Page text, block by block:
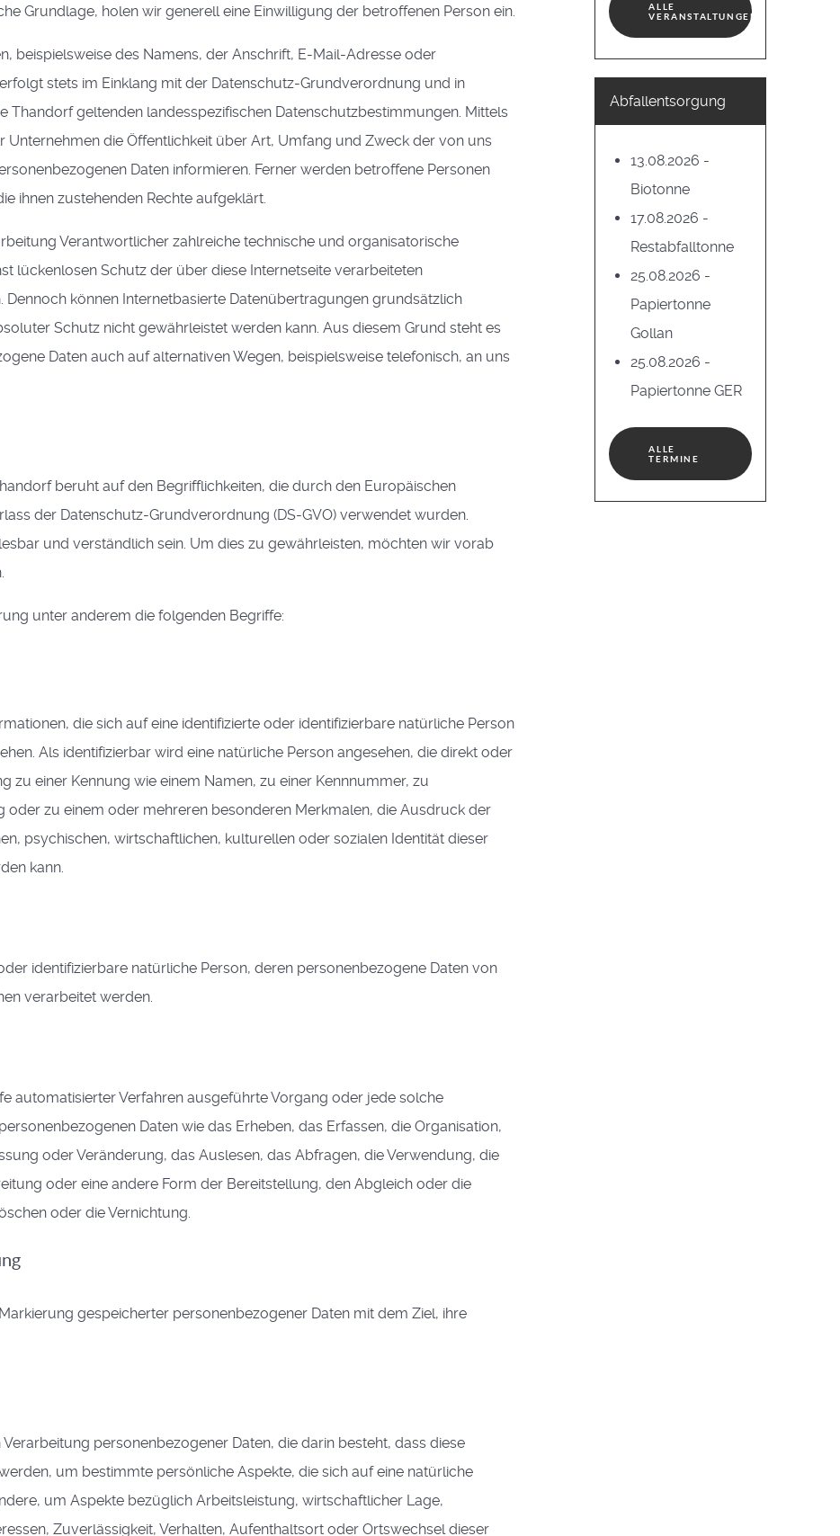
Grundlage, holen wir generell eine Einwilligung der betroffenen Person ein.
beispielsweise des Namens, der Anschrift, E-Mail-Adresse oder
stets im Einklang mit der Datenschutz-Grundverordnung und in
Thandorf geltenden landesspezifischen Datenschutzbestimmungen. Mittels
die Öffentlichkeit über Art, Umfang und Zweck der von uns
Daten informieren. Ferner werden betroffene Personen
ihnen zustehenden Rechte aufgeklärt.
Verantwortlicher zahlreiche technische und organisatorische
lückenlosen Schutz der über diese Internetseite verarbeiteten
können Internetbasierte Datenübertragungen grundsätzlich
Schutz nicht gewährleistet werden kann. Aus diesem Grund steht es
Daten auch auf alternativen Wegen, beispielsweise telefonisch, an uns
beruht auf den Begrifflichkeiten, die durch den Europäischen
der Datenschutz-Grundverordnung (DS-GVO) verwendet wurden.
und verständlich sein. Um dies zu gewährleisten, möchten wir vorab
unter anderem die folgenden Begriffe:
die sich auf eine identifizierte oder identifizierbare natürliche Person
Als identifizierbar wird eine natürliche Person angesehen, die direkt oder
zu einer Kennung wie einem Namen, zu einer Kennnummer, zu
oder zu einem oder mehreren besonderen Merkmalen, die Ausdruck der
psychischen, wirtschaftlichen, kulturellen oder sozialen Identität dieser
kann.
identifizierbare natürliche Person, deren personenbezogene Daten von
verarbeitet werden.
automatisierter Verfahren ausgeführte Vorgang oder jede solche
Daten wie das Erheben, das Erfassen, die Organisation,
oder Veränderung, das Auslesen, das Abfragen, die Verwendung, die
oder eine andere Form der Bereitstellung, den Abgleich oder die
oder die Vernichtung.
gespeicherter personenbezogener Daten mit dem Ziel, ihre
personenbezogener Daten, die darin besteht, dass diese
um bestimmte persönliche Aspekte, die sich auf eine natürliche
um Aspekte bezüglich Arbeitsleistung, wirtschaftlicher Lage,
Zuverlässigkeit, Verhalten, Aufenthaltsort oder Ortswechsel dieser
ALLE
VERANSTALTUNGEN
Abfallentsorgung
13.08.2026 -
Biotonne
17.08.2026 -
Restabfalltonne
25.08.2026 -
Papiertonne
Gollan
25.08.2026 -
Papiertonne GER
ALLE
TERMINE